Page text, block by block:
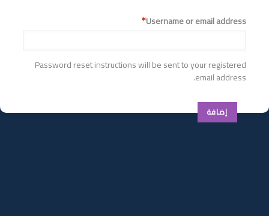
Username or email address
Password reset instructions will be sent to your registered
email address.